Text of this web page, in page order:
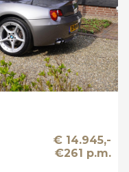
€ 14.945,-
€261 p.m.